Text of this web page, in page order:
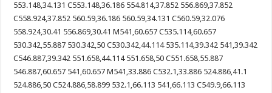
553.148,34.131 C553.148,36.186 554.814,37.852 556.869,37.852
C558.924,37.852 560.59,36.186 560.59,34.131 C560.59,32.076
558.924,30.41 556.869,30.41 M541,60.657 C535.114,60.657
530.342,55.887 530.342,50 C530.342,44.114 535.114,39.342 541,39.342
C546.887,39.342 551.658,44.114 551.658,50 C551.658,55.887
546.887,60.657 541,60.657 M541,33.886 C532.1,33.886 524.886,41.1
524.886,50 C524.886,58.899 532.1,66.113 541,66.113 C549.9,66.113